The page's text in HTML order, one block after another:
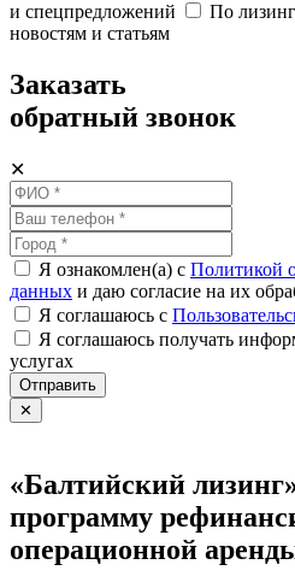
и спецпредложений
По
новостям и статьям
Заказать
обратный звонок
✕
Я ознакомлен(а) с Политикой
данных и даю согласие на их
Я соглашаюсь c
Я соглашаюсь получать
услугах
Отправить
✕
«Балтийский
программу
операционной